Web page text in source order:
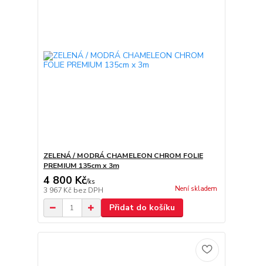
ZELENÁ / MODRÁ CHAMELEON CHROM FOLIE
PREMIUM 135cm x 3m
4 800 Kč/ks
3 967 Kč bez DPH Není skladem
Přidat do košíku